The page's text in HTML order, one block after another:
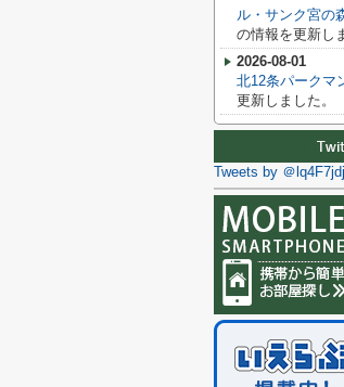
ル・サンク宮の
の情報を更新し
2026-08-01
北12条パークマ
更新しました。
Tweets by ＠lq4F7jdj